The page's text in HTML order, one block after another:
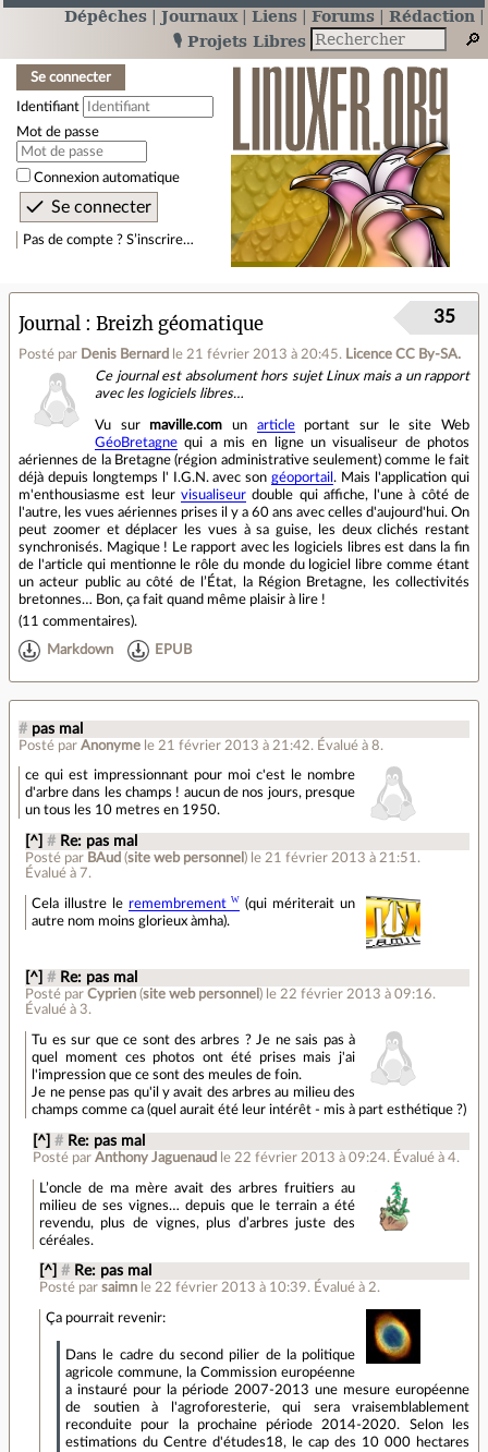
Dépêches Journaux Liens Forums
Rédaction
🎙️ Projets Libres
Se connecter
Identifiant
Mot de passe
Connexion automatique
Pas de compte ? S’inscrire…
Journal Breizh géomatique
Posté par Denis Bernard le 21 février 2013 à 20:45. Licence CC By‑SA.
35
Ce journal est absolument hors sujet Linux mais a un rapport
avec les logiciels libres…
Vu sur maville.com un articleportant sur le site Web
GéoBretagne qui a mis en ligne un visualiseur de photos
aériennes de la Bretagne (région administrative seulement) comme le fait
déjà depuis longtemps l' I.G.N. avec songéoportail . Mais l'application qui
m'enthousiasme est leur visualiseurdouble qui affiche, l'une à côté de
l'autre, les vues aériennes prises il y a 60 ans avec celles d'aujourd'hui. On
peut zoomer et déplacer les vues à sa guise, les deux clichés restant
synchronisés. Magique ! Le rapport avec les logiciels libres est dans la fin
de l'article qui mentionne le rôle du monde du logiciel libre comme étant
un acteur public au côté de l’État, la Région Bretagne, les collectivités
bretonnes… Bon, ça fait quand même plaisir à lire !
(11 commentaires).
Markdown EPUB
# pas mal
Posté par Anonyme le 21 février 2013 à 21:42. Évalué à 8.
ce qui est impressionnant pour moi c'est le nombre
d'arbre dans les champs ! aucun de nos jours, presque
un tous les 10 metres en 1950.
[^] # Re: pas mal
Posté par BAud (site web personnel ) le 21 février 2013 à 21:51 .
Évalué à 7.
Cela illustre le remembrement
(qui mériterait un
autre nom moins glorieux àmha).
[^] # Re: pas mal
Posté parCyprien (site web personnel ) le 22 février 2013 à 09:16.
Évalué à 3.
Tu es sur que ce sont des arbres ? Je ne sais pas à
quel moment ces photos ont été prises mais j'ai
l'impression que ce sont des meules de foin.
Je ne pense pas qu'il y avait des arbres au milieu des
champs comme ca (quel aurait été leur intérêt - mis à part esthétique ?)
[^] # Re: pas mal
Posté par Anthony Jaguenaud le 22 février 2013 à 09:24. Évalué à 4.
L’oncle de ma mère avait des arbres fruitiers au
milieu de ses vignes… depuis que le terrain a été
revendu, plus de vignes, plus d’arbres juste des
céréales.
[^] # Re: pas mal
Posté parsaimn le 22 février 2013 à 10:39. Évalué à2.
Ça pourrait revenir:
Dans le cadre du second pilier de la politique
agricole commune, la Commission européenne
a instauré pour la période 2007-2013 une mesure européenne
de soutien à l'agroforesterie, qui sera vraisemblablement
reconduite pour la prochaine période 2014-2020. Selon les
estimations du Centre d'études18, le cap des 10 000 hectares